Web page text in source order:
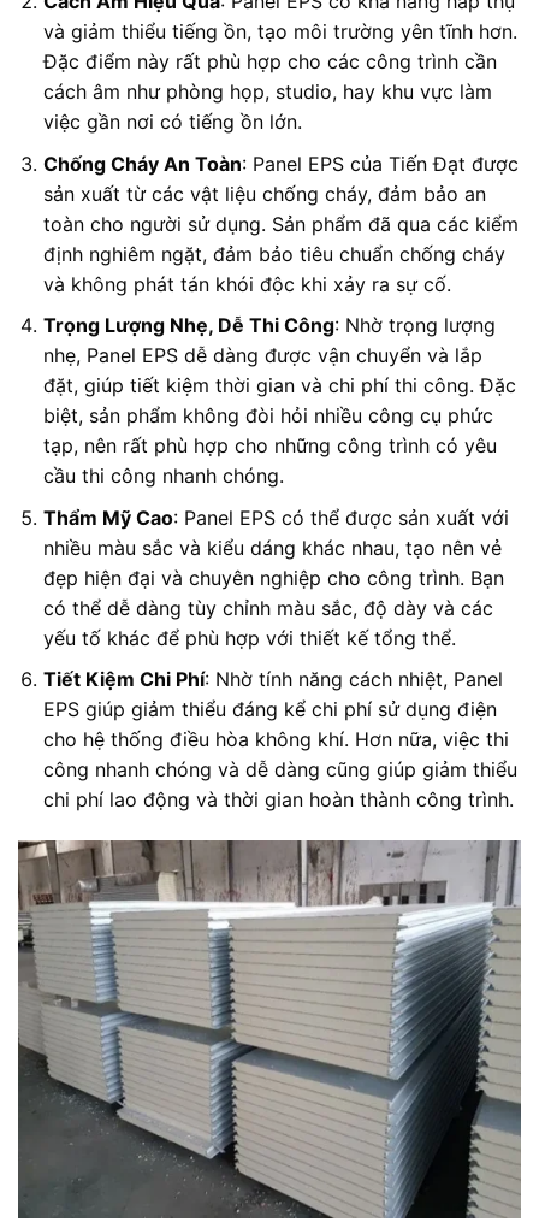
và giảm thiểu tiếng ồn, tạo môi trường yên tĩnh hơn.
Đặc điểm này rất phù hợp cho các công trình cần
cách âm như phòng họp, studio, hay khu vực làm
việc gần nơi có tiếng ồn lớn.
Chống Cháy An Toàn: Panel EPS của Tiến Đạt được
sản xuất từ các vật liệu chống cháy, đảm bảo an
toàn cho người sử dụng. Sản phẩm đã qua các kiểm
định nghiêm ngặt, đảm bảo tiêu chuẩn chống cháy
và không phát tán khói độc khi xảy ra sự cố.
Trọng Lượng Nhẹ, Dễ Thi Công: Nhờ trọng lượng
nhẹ, Panel EPS dễ dàng được vận chuyển và lắp
đặt, giúp tiết kiệm thời gian và chi phí thi công. Đặc
biệt, sản phẩm không đòi hỏi nhiều công cụ phức
tạp, nên rất phù hợp cho những công trình có yêu
cầu thi công nhanh chóng.
Thẩm Mỹ Cao: Panel EPS có thể được sản xuất với
nhiều màu sắc và kiểu dáng khác nhau, tạo nên vẻ
đẹp hiện đại và chuyên nghiệp cho công trình. Bạn
có thể dễ dàng tùy chỉnh màu sắc, độ dày và các
yếu tố khác để phù hợp với thiết kế tổng thể.
Tiết Kiệm Chi Phí: Nhờ tính năng cách nhiệt, Panel
EPS giúp giảm thiểu đáng kể chi phí sử dụng điện
cho hệ thống điều hòa không khí. Hơn nữa, việc thi
công nhanh chóng và dễ dàng cũng giúp giảm thiểu
chi phí lao động và thời gian hoàn thành công trình.